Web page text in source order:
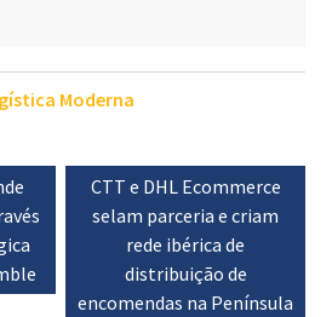
Moderna
Next
post:
CTT e DHL Ecommerce
selam parceria e criam
rede ibérica de
distribuição de
encomendas na Península